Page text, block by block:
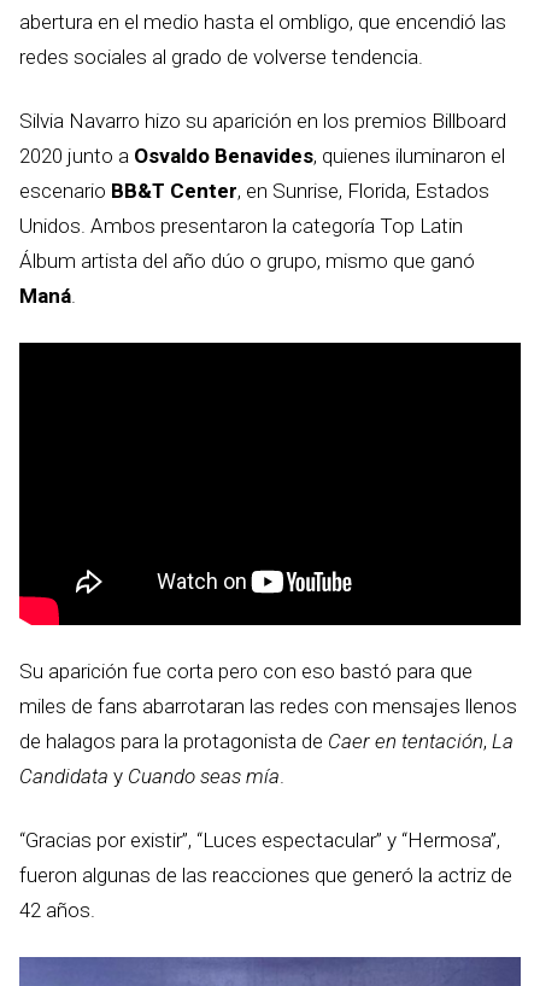
abertura en el medio hasta el ombligo, que encendió las
redes sociales al grado de volverse tendencia.
Silvia Navarro hizo su aparición en los premios Billboard
2020 junto a Osvaldo Benavides, quienes iluminaron el
escenario BB&T Center, en Sunrise, Florida, Estados
Unidos. Ambos presentaron la categoría Top Latin
Álbum artista del año dúo o grupo, mismo que ganó
Maná.
Su aparición fue corta pero con eso bastó para que
miles de fans abarrotaran las redes con mensajes llenos
de halagos para la protagonista de Caer en tentación, La
Candidata y Cuando seas mía.
“Gracias por existir”, “Luces espectacular” y “Hermosa”,
fueron algunas de las reacciones que generó la actriz de
42 años.